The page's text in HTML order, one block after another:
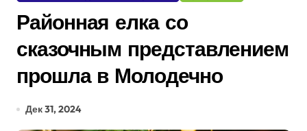
Районная елка со
сказочным представлением
прошла в Молодечно
Дек 31, 2024